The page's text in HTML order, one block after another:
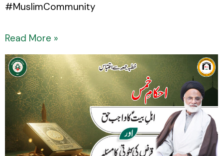
#MuslimCommunity
Read More »
Ahkaam-
e-
Khums:
Ahl-
e-
Bait